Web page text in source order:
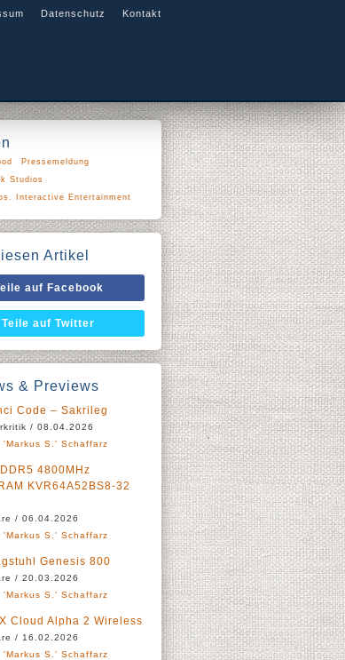
Datenschutz Kontakt
Pressemeldung
Studios
Interactive Entertainment
Artikel
auf Facebook
Teile auf Twitter
& Previews
Code – Sakrileg
/ 08.04.2026
'Markus S.' Schaffarz
4800MHz
KVR64A52BS8-32
/ 06.04.2026
'Markus S.' Schaffarz
Genesis 800
/ 20.03.2026
'Markus S.' Schaffarz
Cloud Alpha 2 Wireless
/ 16.02.2026
'Markus S.' Schaffarz